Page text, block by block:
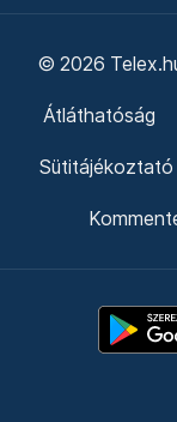
© 2026
Átláthatóság
Sütitájékoztató